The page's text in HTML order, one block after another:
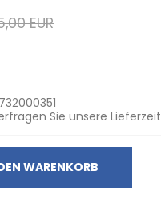
EUR
Sie unsere Lieferzeit
WARENKORB